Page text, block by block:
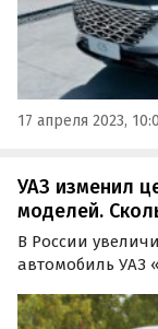
17 апреля 2023,
УАЗ изменил
моделей.
В России
автомобиль УАЗ
автозавод